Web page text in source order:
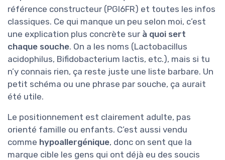
référence constructeur (PGI6FR) et toutes les infos
classiques. Ce qui manque un peu selon moi, c’est
une explication plus concrète sur à quoi sert
chaque souche. On a les noms (Lactobacillus
acidophilus, Bifidobacterium lactis, etc.), mais si tu
n’y connais rien, ça reste juste une liste barbare. Un
petit schéma ou une phrase par souche, ça aurait
été utile.
Le positionnement est clairement adulte, pas
orienté famille ou enfants. C’est aussi vendu
comme hypoallergénique, donc on sent que la
marque cible les gens qui ont déjà eu des soucis